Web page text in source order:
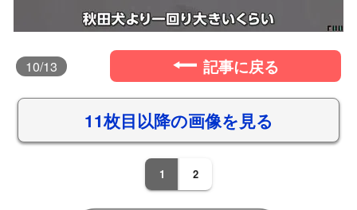
10/13 記事に戻る
11枚目以降の画像を見る
1 2